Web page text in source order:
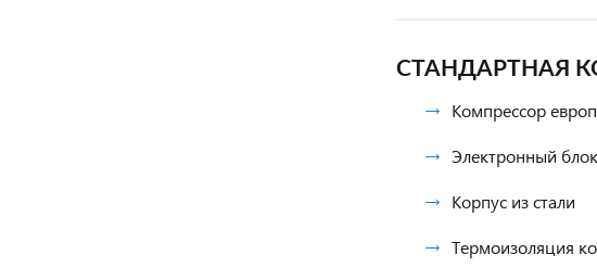
СТАНДАРТНАЯ
Компрессор
Электронный
Корпус из стали
Термоизоляция